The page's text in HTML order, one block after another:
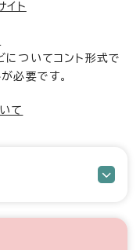
イト
ついてコント形式で
必要です。
て